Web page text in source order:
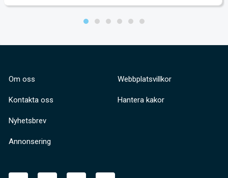
Om oss
Kontakta oss
Nyhetsbrev
Annonsering
Webbplatsvillkor
Hantera kakor